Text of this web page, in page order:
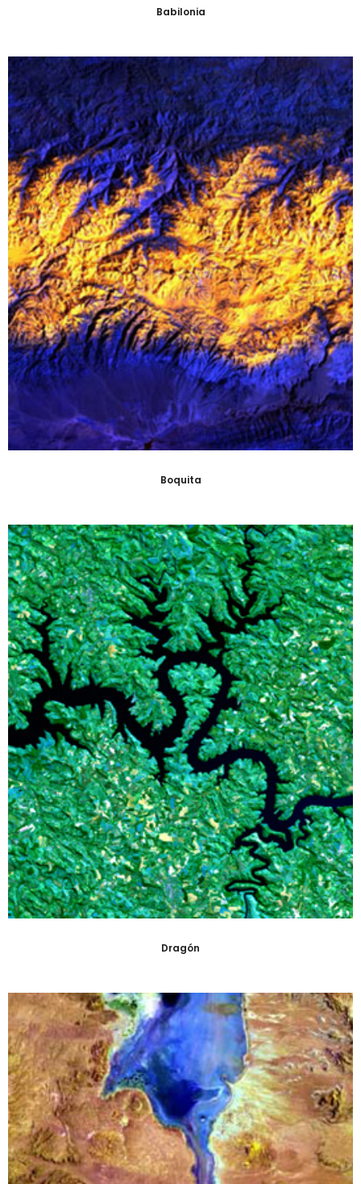
Babilonia
Boquita
Dragón